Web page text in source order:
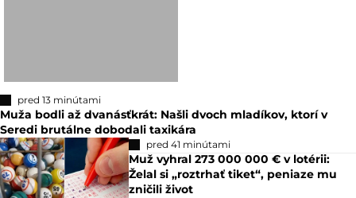
pred 13 minútami
Muža bodli až dvanásťkrát: Našli dvoch mladíkov, ktorí v
Seredi brutálne dobodali taxikára
pred 41 minútami
Muž vyhral 273 000 000 € v lotérii:
Želal si „roztrhať tiket“, peniaze mu
zničili život